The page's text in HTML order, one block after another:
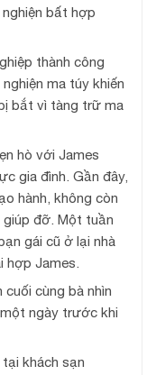
bất hợp
thành công
ma túy khiến
bắt vì tàng trữ ma
hò với James
gia đình. Gần đây,
hành, không còn
giúp đỡ. Một tuần
gái cũ ở lại nhà
hợp James.
cùng bà nhìn
ngày trước khi
khách sạn